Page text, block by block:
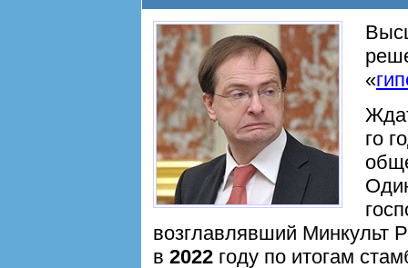
«
го
возглавлявший Минкульт
в 2022 году по итогам